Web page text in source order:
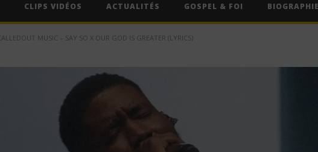
Tayc ft. Didi B – Salo (Lyrics / Paroles)
CLIPS VIDÉOS ACTUALITÉS GOSPEL & FOI
MUSIC – SAY SO X OUR GOD IS GREATER (LYRICS)